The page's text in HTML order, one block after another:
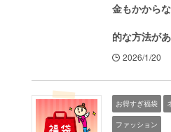
金もかから
的な方法が
2026/1/20
お得すぎ福袋
ファッション